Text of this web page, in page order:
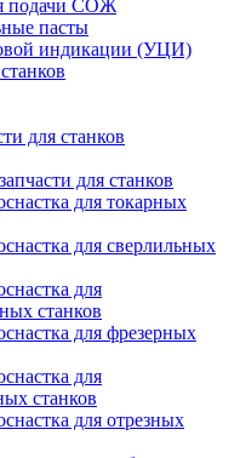
подачи СОЖ
пасты
индикации (УЦИ)
для станков
для станков
для токарных
для сверлильных
для
станков
для фрезерных
для
станков
для отрезных